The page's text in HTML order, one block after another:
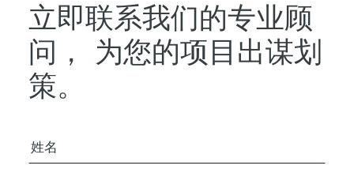
立即联系我们的专业顾
问，
为您的项目出谋划
策。
您的姓名